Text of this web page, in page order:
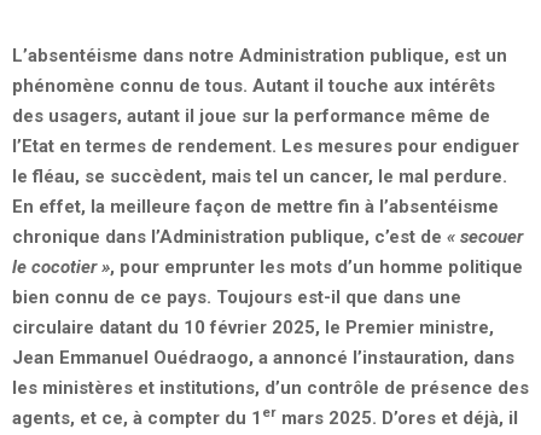
L’absentéisme dans notre Administration publique, est un
phénomène connu de tous. Autant il touche aux intérêts
des usagers, autant il joue sur la performance même de
l’Etat en termes de rendement. Les mesures pour endiguer
le fléau, se succèdent, mais tel un cancer, le mal perdure.
En effet, la meilleure façon de mettre fin à l’absentéisme
chronique dans l’Administration publique, c’est de « secouer
le cocotier », pour emprunter les mots d’un homme politique
bien connu de ce pays. Toujours est-il que dans une
circulaire datant du 10 février 2025, le Premier ministre,
Jean Emmanuel Ouédraogo, a annoncé l’instauration, dans
les ministères et institutions, d’un contrôle de présence des
agents, et ce, à compter du 1 er mars 2025. D’ores et déjà, il